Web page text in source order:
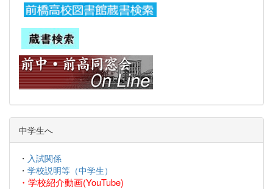
中学生へ
・ 入試関係
・ 学校説明等（中学生）
・ 学校紹介動画(YouTube)